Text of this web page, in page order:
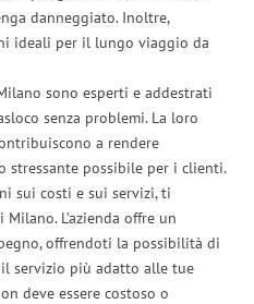
danneggiato. Inoltre,
ideali per il lungo viaggio da
sono esperti e addestrati
senza problemi. La loro
a rendere
stressante possibile per i clienti.
sui costi e sui servizi, ti
L’azienda offre un
offrendoti la possibilità di
servizio più adatto alle tue
deve essere costoso o